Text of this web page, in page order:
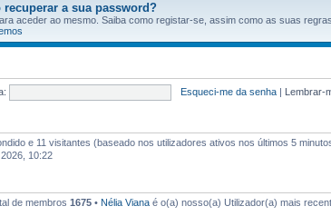
a sua password?
aceder ao mesmo. Saiba como registar-se, assim como as suas
Esqueci-me da senha | Lembrar-
e 11 visitantes (baseado nos utilizadores ativos nos últimos 5
10:22
de membros 1675 • Nélia Viana é o(a) nosso(a) Utilizador(a) mais